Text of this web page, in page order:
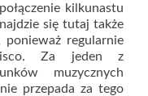
kilkunastu
się tutaj także
regularnie
Za jeden z
muzycznych
przepada za tego